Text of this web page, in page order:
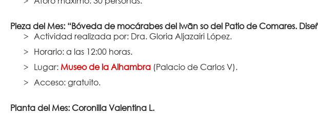
Pieza del Mes: “Bóveda de mocárabes del iwān so del Patio de Comares.
Actividad realizada por: Dra. Gloria Aljazairi López.
Horario: a las 12:00 horas.
Lugar:Museo de la Alhambra (Palacio de Carlos V).
Acceso: gratuito.
Planta del Mes: Coronilla Valentina L.